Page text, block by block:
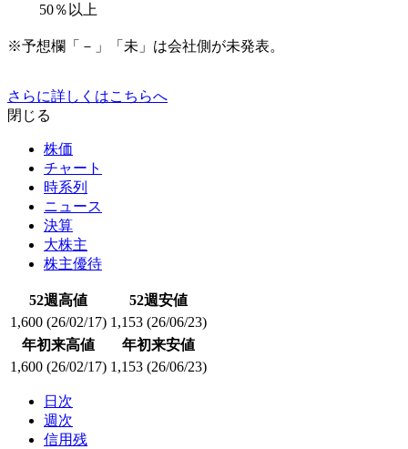
50％以上
※予想欄「－」「未」は会社側が未発表。
さらに詳しくはこちらへ
閉じる
株価
チャート
時系列
ニュース
決算
大株主
株主優待
52週高値
52週安値
1,600 (26/02/17) 1,153 (26/06/23)
年初来高値
年初来安値
1,600 (26/02/17) 1,153 (26/06/23)
日次
週次
信用残